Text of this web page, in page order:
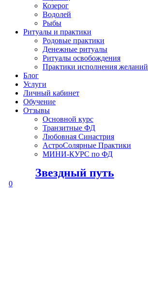
Козерог
Водолей
Рыбы
Ритуалы и практики
Родовые практики
Денежные ритуалы
Ритуалы освобождения
Практики исполнения желаний
Блог
Услуги
Личный кабинет
Обучение
Отзывы
Основной курс
Транзитные ФД
Любовная Синастрия
АстроСолярные Практики
МИНИ-КУРС по ФД
Звездный путь
0